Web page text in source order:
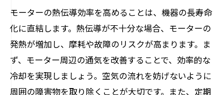
モーターの熱伝導効率を高めることは、機器の長寿命
化に直結します。熱伝導が不十分な場合、モーターの
発熱が増加し、摩耗や故障のリスクが高まります。ま
ず、モーター周辺の通気を改善することで、効率的な
冷却を実現しましょう。空気の流れを妨げないように
周囲の障害物を取り除くことが大切です。また、定期